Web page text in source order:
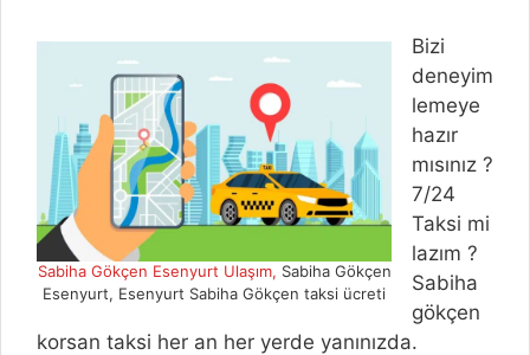
Sabiha Gökçen Esenyurt Ulaşım, Sabiha Gökçen
Esenyurt, Esenyurt Sabiha Gökçen taksi ücreti
Bizi
deneyim
lemeye
hazır
mısınız ?
7/24
Taksi mi
lazım ?
Sabiha
gökçen
korsan taksi her an her yerde yanınızda.